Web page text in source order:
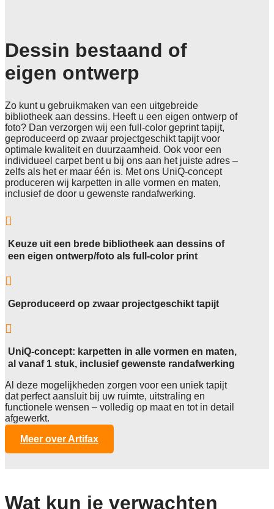
Dessin bestaand of
eigen ontwerp
Zo kunt u gebruikmaken van een uitgebreide
bibliotheek aan dessins. Heeft u een eigen ontwerp of
foto? Dan verzorgen wij een full-color geprint tapijt,
geproduceerd op zwaar projectgeschikt tapijt voor
optimale kwaliteit en duurzaamheid. Ook voor een
individueel carpet bent u bij ons aan het juiste adres –
zelfs als het er maar één is. Met ons UniQ-concept
produceren wij karpetten in alle vormen en maten,
inclusief de door u gewenste randafwerking.

Keuze uit een brede bibliotheek aan dessins of
een eigen ontwerp/foto als full-color print

Geproduceerd op zwaar projectgeschikt tapijt

UniQ-concept: karpetten in alle vormen en maten,
al vanaf 1 stuk, inclusief gewenste randafwerking
Al deze mogelijkheden zorgen voor een uniek tapijt
dat perfect aansluit bij uw ruimte, uitstraling en
functionele wensen – volledig op maat en tot in detail
afgewerkt.
Meer over Artifax
Wat kun je verwachten